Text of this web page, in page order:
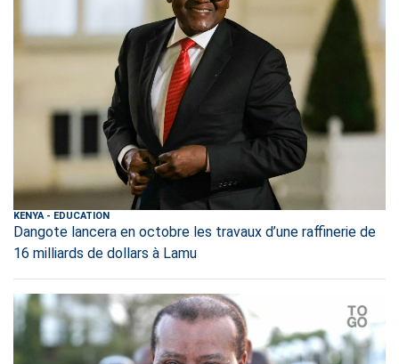
KENYA- EDUCATION
Dangote lancera en octobre les travaux d’une raffinerie de
16 milliards de dollars à Lamu